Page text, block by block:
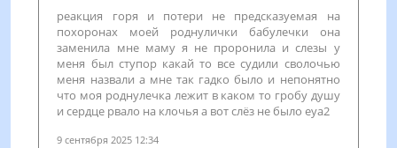
реакция горя и потери не предсказуемая на
похоронах моей роднулички бабулечки она
заменила мне маму я не проронила и слезы у
меня был ступор какай то все судили сволочью
меня назвали а мне так гадко было и непонятно
что моя роднулечка лежит в каком то гробу душу
и сердце рвало на клочья а вот слёз не было eya2
9 сентября 2025 12:34